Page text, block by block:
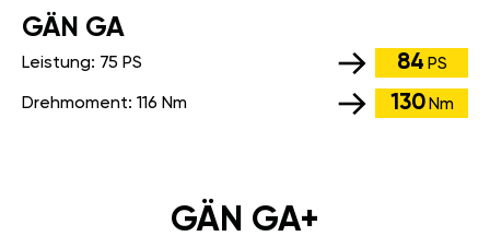
GÄN GA
Leistung: 75 PS 84 PS
Drehmoment: 116 Nm 130 Nm
GÄN GA+